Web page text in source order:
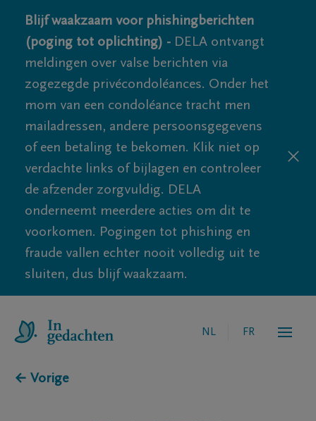
Blijf waakzaam voor phishingberichten
(poging tot oplichting) - DELA ontvangt
meldingen over valse berichten via
zogezegde privécondoléances. Onder het
mom van een condoléance tracht men
mailadressen, andere persoonsgegevens
of een betaling te bekomen. Klik niet op
verdachte links of bijlagen en controleer
de afzender zorgvuldig. DELA
onderneemt meerdere acties om dit te
voorkomen. Pogingen tot phishing en
fraude vallen echter nooit volledig uit te
sluiten, dus blijf waakzaam.
NL FR
← Vorige